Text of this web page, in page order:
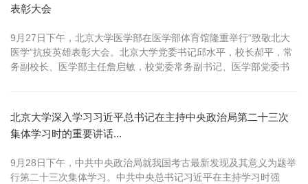
表彰大会
9月27日下午，北京大学医学部在医学部体育馆隆重举行“致敬北大
医学”抗疫英雄表彰大会。北京大学党委书记邱水平，校长郝平，常
务副校长、医学部主任詹启敏，校党委常务副书记、医学部党委书
北京大学深入学习习近平总书记在主持中央政治局第二十三次
集体学习时的重要讲话...
9月28日下午，中共中央政治局就我国考古最新发现及其意义为题举
行第二十三次集体学习。中共中央总书记习近平在主持学习时强